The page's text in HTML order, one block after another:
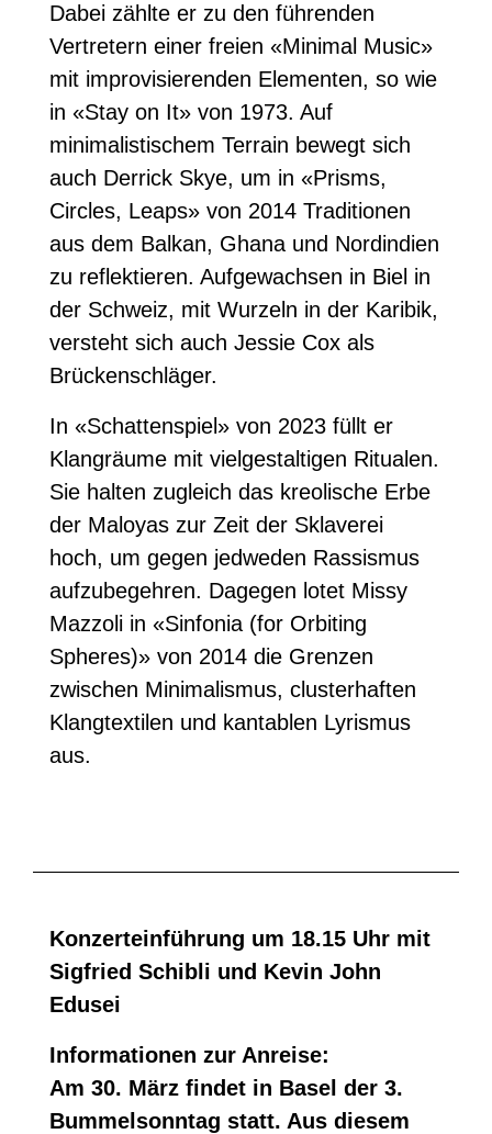
Dabei zählte er zu den führenden
Vertretern einer freien «Minimal Music»
mit improvisierenden Elementen, so wie
in «Stay on It» von 1973. Auf
minimalistischem Terrain bewegt sich
auch Derrick Skye, um in «Prisms,
Circles, Leaps» von 2014 Traditionen
aus dem Balkan, Ghana und Nordindien
zu reflektieren. Aufgewachsen in Biel in
der Schweiz, mit Wurzeln in der Karibik,
versteht sich auch Jessie Cox als
Brückenschläger.
In «Schattenspiel» von 2023 füllt er
Klangräume mit vielgestaltigen Ritualen.
Sie halten zugleich das kreolische Erbe
der Maloyas zur Zeit der Sklaverei
hoch, um gegen jedweden Rassismus
aufzubegehren. Dagegen lotet Missy
Mazzoli in «Sinfonia (for Orbiting
Spheres)» von 2014 die Grenzen
zwischen Minimalismus, clusterhaften
Klangtextilen und kantablen Lyrismus
aus.
Konzerteinführung um 18.15 Uhr mit
Sigfried Schibli und Kevin John
Edusei
Informationen zur Anreise:
Am 30. März findet in Basel der 3.
Bummelsonntag statt. Aus diesem